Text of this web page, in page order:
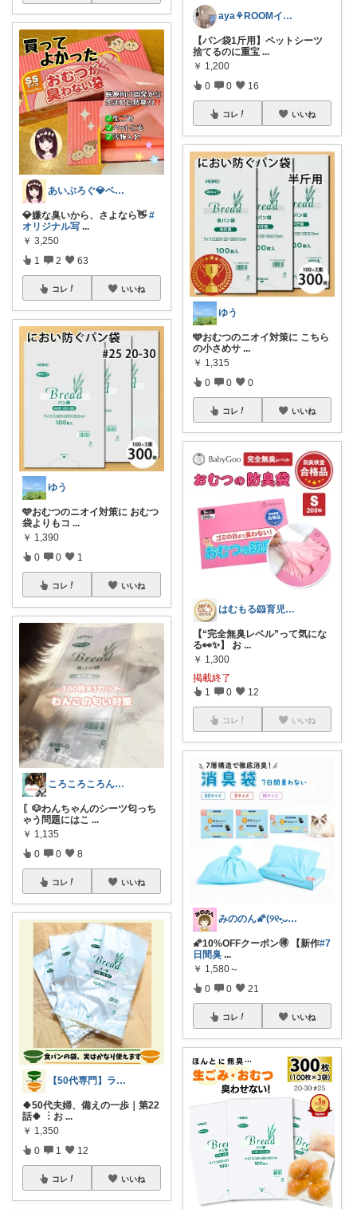
あいぶろぐ💎ベビー・マタニティ用品🍀
💎嫌な臭いから、さよなら👋#
オリジナル写 ...
￥ 3,250
1 2 63
コレ いいね
ゆう
🩵おむつのニオイ対策に おむつ
袋よりもコ ...
￥ 1,390
0 0 1
コレ いいね
ころころころん⌇わんこの介護と予防🐶
〖🐶わんちゃんのシーツ匂っち
ゃう問題にはこ ...
￥ 1,135
0 0 8
コレ いいね
【50代専門】ラクで整うキッチン
🍀50代夫婦、備えの一歩｜第22
話🍀 ︙お ...
￥ 1,350
0 1 12
コレ いいね
aya⚘ROOMインフルエンサー⚘
【パン袋1斤用】ペットシーツ
捨てるのに重宝 ...
￥ 1,200
0 0 16
コレ いいね
ゆう
🩵おむつのニオイ対策に こちら
の小さめサ ...
￥ 1,315
0 0 0
コレ いいね
はむもる‪🐹育児中主婦向け便利グッズ
【“完全無臭レベル”って気にな
る👀✨】 お ...
￥ 1,300
掲載終了
1 0 12
コレ いいね
みののん🌠(୨୧•͈ᴗ•͈)感謝♡
🌠10%OFFクーポン🉐 【新作#7
日間臭 ...
￥ 1,580～
0 0 21
コレ いいね